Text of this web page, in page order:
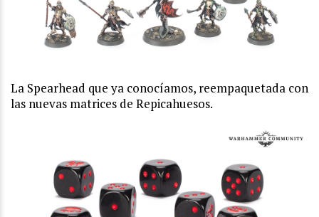
La Spearhead que ya conocíamos, reempaquetada con
las nuevas matrices de Repicahuesos.